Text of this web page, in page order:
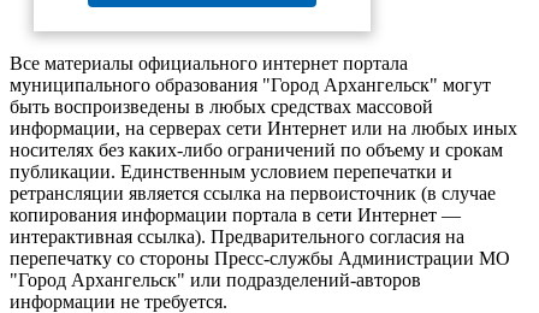
Все материалы официального интернет портала
муниципального образования "Город Архангельск" могут
быть воспроизведены в любых средствах массовой
информации, на серверах сети Интернет или на любых иных
носителях без каких-либо ограничений по объему и срокам
публикации. Единственным условием перепечатки и
ретрансляции является ссылка на первоисточник (в случае
копирования информации портала в сети Интернет —
интерактивная ссылка). Предварительного согласия на
перепечатку со стороны Пресс-службы Администрации МО
"Город Архангельск" или подразделений-авторов
информации не требуется.